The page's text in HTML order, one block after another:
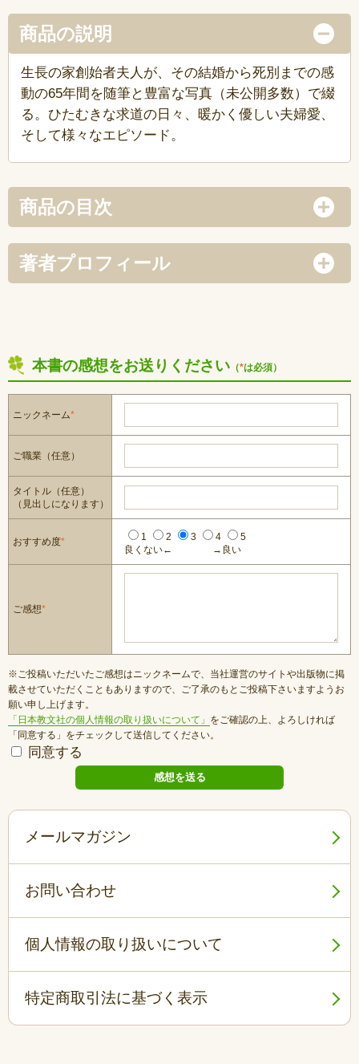
商品の説明
生長の家創始者夫人が、その結婚から死別までの感
動の65年間を随筆と豊富な写真（未公開多数）で綴
る。ひたむきな求道の日々、暖かく優しい夫婦愛、
そして様々なエピソード。
商品の目次
著者プロフィール
本書の感想をお送りください （*は必須）
ニックネーム*
ご職業（任意）
タイトル（任意）
（見出しになります）
おすすめ度* 1 2 3 4
5
良くない←
→良い
ご感想*
※ご投稿いただいたご感想はニックネームで、当社運営のサイトや出版物に掲
載させていただくこともありますので、ご了承のもとご投稿下さいますようお
願い申し上げます。
「日本教文社の個人情報の取り扱いについて」 をご確認の上、よろしければ
「同意する」をチェックして送信してください。
同意する
メールマガジン
お問い合わせ
個人情報の取り扱いについて
特定商取引法に基づく表示